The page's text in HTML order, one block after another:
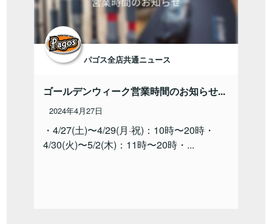
パゴス全店共通ニュース
ゴールデンウィーク営業時間のお知らせ...
2024年4月27日
・4/27(土)〜4/29(月·祝)：10時〜20時・
4/30(火)〜5/2(木)：11時〜20時・...